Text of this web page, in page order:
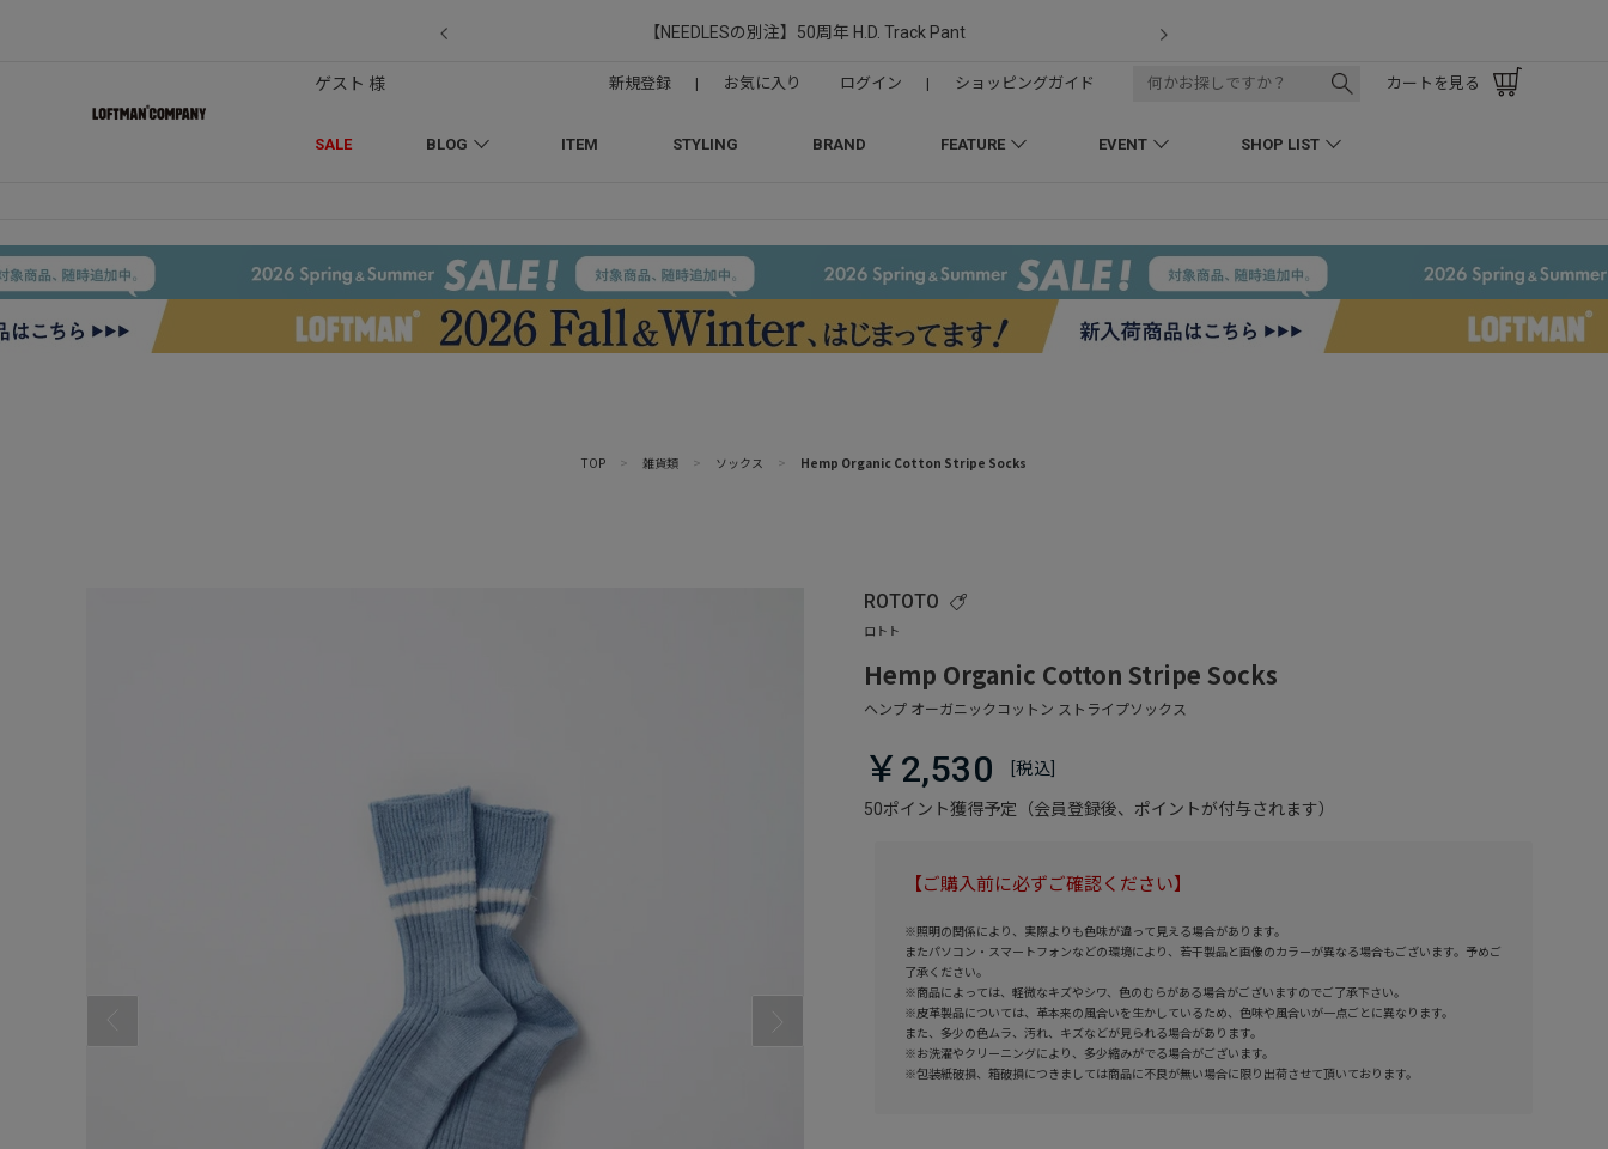
【NEEDLESの別注】50周年 H.D. Track Pant
SALE BLOG ITEM STYLING BRAND FEATURE EVENT SHOP LIST
ゲスト 様 新規登録 | お気に入り ログイン | ショッピングガイド カートを見る
TOP > 雑貨類 > ソックス > Hemp Organic Cotton Stripe Socks
ROTOTO
Hemp Organic Cotton Stripe Socks
50ポイント獲得予定（会員登録後、ポイントが付与されます）
￥2,530
【ご購入前に必ずご確認ください】
※照明の関係により、実際よりも色味が違って見える場合があります。
またパソコン・スマートフォンなどの環境により、若干製品と画像のカラーが異なる場合もございます。予めご
了承ください。
※商品によっては、軽微なキズやシワ、色のむらがある場合がございますのでご了承下さい。
※皮革製品については、革本来の風合いを生かしているため、色味や風合いが一点ごとに異なります。
また、多少の色ムラ、汚れ、キズなどが見られる場合があります。
※お洗濯やクリーニングにより、多少縮みがでる場合がございます。
※包装紙破損、箱破損につきましては商品に不良が無い場合に限り出荷させて頂いております。